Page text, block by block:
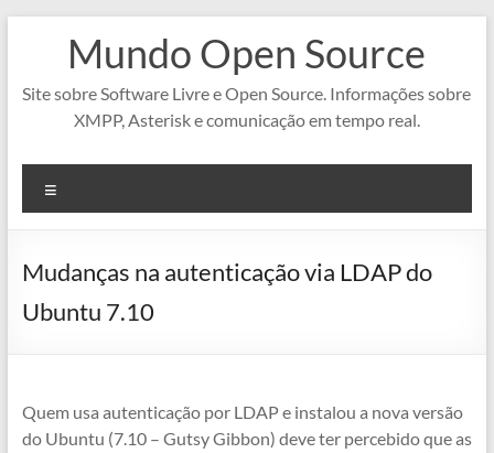
conteúdo
Mundo Open Source
Site sobre Software Livre e Open Source. Informações sobre
XMPP, Asterisk e comunicação em tempo real.
Mudanças na autenticação via LDAP do
Ubuntu 7.10
Quem usa autenticação por LDAP e instalou a nova versão
do Ubuntu (7.10 – Gutsy Gibbon) deve ter percebido que as